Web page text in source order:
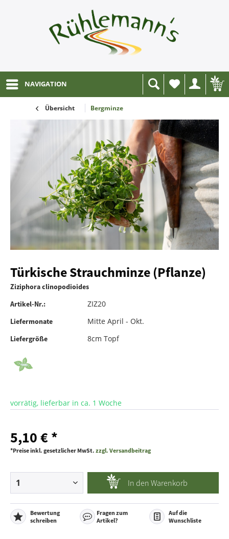
NAVIGATION
Wunschliste
Übersicht Bergminze
Türkische Strauchminze (Pflanze)
Ziziphora clinopodioides
Artikel-Nr.:
ZIZ20
Liefermonate Mitte April - Okt.
Liefergröße 8cm Topf
vorrätig, lieferbar in ca. 1 Woche
5,10 € *
*Preise inkl. gesetzlicher MwSt. zzgl. Versandbeitrag
In den Warenkorb
Bewertung
schreiben
Fragen zum
Artikel?
Auf die
Wunschliste